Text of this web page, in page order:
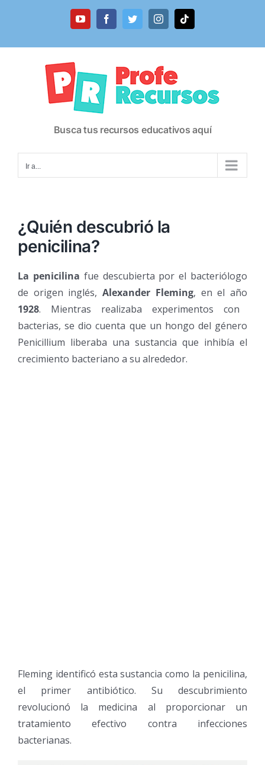
YouTubeFacebookTwitterInstagramTiktok
Busca tus recursos educativos aquí
Ir a...
¿Quién descubrió la
penicilina?
La penicilina fue descubierta por el bacteriólogo
de origen inglés,Alexander Fleming, en el año
1928. Mientras realizaba experimentos con
bacterias, se dio cuenta que un hongo del género
Penicillium liberaba una sustancia que inhibía el
crecimiento bacteriano a su alrededor.
Fleming identificó esta sustancia como la penicilina,
el primer antibiótico. Su descubrimiento
revolucionó la medicina al proporcionar un
tratamiento efectivo contra infecciones
bacterianas.